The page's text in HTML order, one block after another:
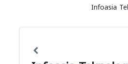
Infoasia